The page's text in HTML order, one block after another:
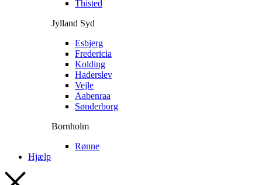
Thisted
Jylland Syd
Esbjerg
Fredericia
Kolding
Haderslev
Vejle
Aabenraa
Sønderborg
Bornholm
Rønne
Hjælp